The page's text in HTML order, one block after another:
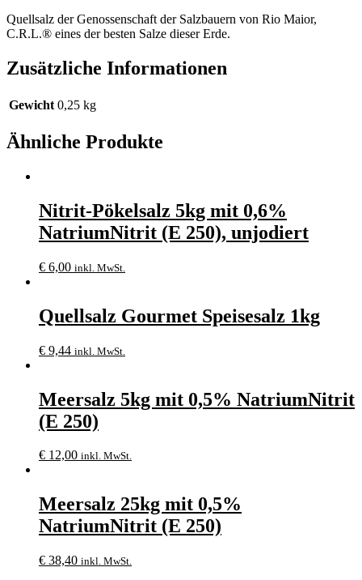
Quellsalz der Genossenschaft der Salzbauern von Rio Maior,
C.R.L.® eines der besten Salze dieser Erde.
Zusätzliche Informationen
Gewicht 0,25 kg
Ähnliche Produkte
Nitrit-Pökelsalz 5kg mit 0,6%
NatriumNitrit (E 250), unjodiert
€ 6,00 inkl. MwSt.
Quellsalz Gourmet Speisesalz 1kg
€ 9,44 inkl. MwSt.
Meersalz 5kg mit 0,5% NatriumNitrit
(E 250)
€ 12,00 inkl. MwSt.
Meersalz 25kg mit 0,5%
NatriumNitrit (E 250)
€ 38,40 inkl. MwSt.